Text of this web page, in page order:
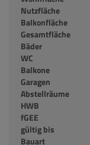
Nutzfläche
Balkonfläche
Gesamtfläche
Bäder
WC
Balkone
Garagen
Abstellräume
HWB
fGEE
gültig bis
Bauart